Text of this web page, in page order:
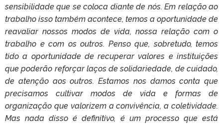
sensibilidade que se coloca diante de nós. Em relação ao
trabalho isso também acontece, temos a oportunidade de
reavaliar nossos modos de vida, nossa relação com o
trabalho e com os outros. Penso que, sobretudo, temos
tido a oportunidade de recuperar valores e instituições
que poderão reforçar laços de solidariedade, de cuidado,
de atenção aos outros. Estamos nos damos conta que
precisamos cultivar modos de vida e formas de
organização que valorizem a convivência, a coletividade.
Mas nada disso é definitivo, é um processo que está